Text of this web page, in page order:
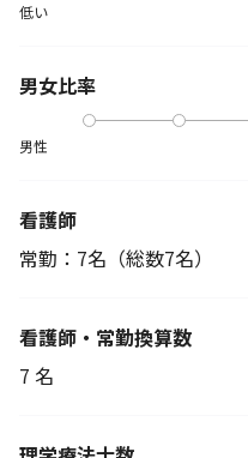
低い
男女比率
男性
看護師
常勤：7名 （総数7名）
看護師・常勤換算数
7 名